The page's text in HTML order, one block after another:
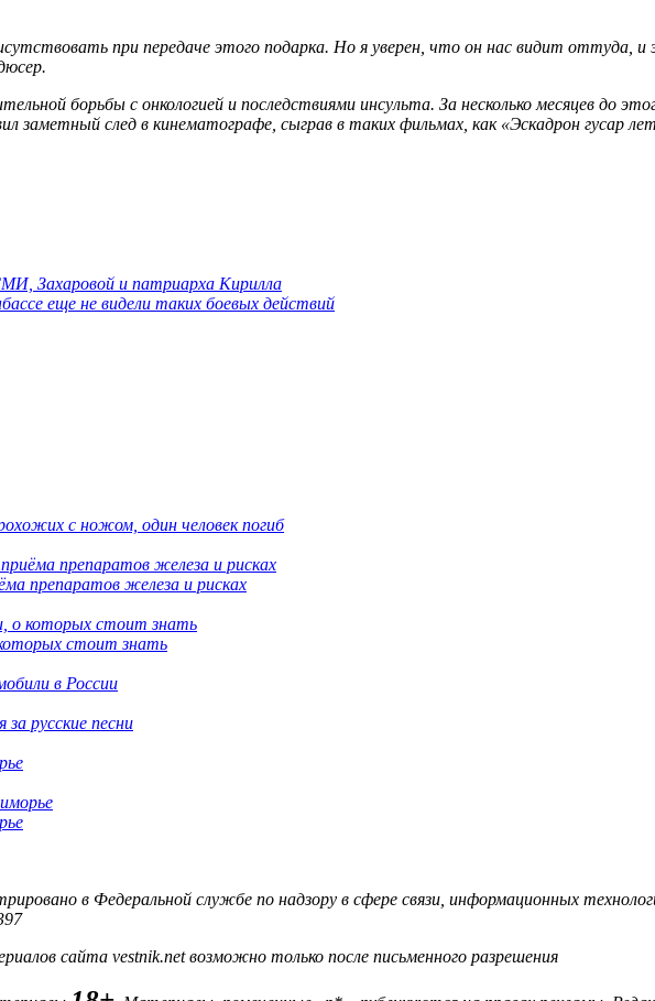
при передаче этого подарка. Но я уверен, что он нас видит
борьбы с онкологией и последствиями инсульта. За несколько месяцев до
заметный след в кинематографе, сыграв в таких фильмах, как «Эскадрон гусар
Захаровой и патриарха Кирилла
еще не видели таких боевых действий
с ножом, один человек погиб
препаратов железа и рисках
стоит знать
в России
русские песни
в Федеральной службе по надзору в сфере связи, информационных
сайта vestnik.net возможно только после письменного разрешения